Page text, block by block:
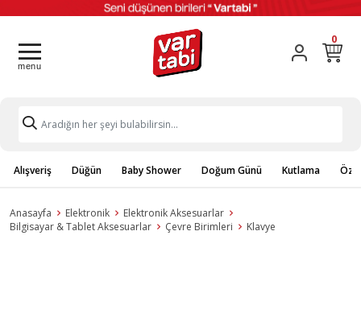
0
Alışveriş Düğün Baby Shower Doğum Günü Kutlama
Anasayfa Elektronik
Elektronik Aksesuarlar
Bilgisayar & Tablet Aksesuarlar
Çevre Birimleri Klavye